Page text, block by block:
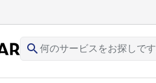
search